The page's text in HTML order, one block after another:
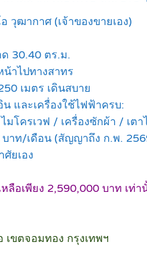
วุฒากาศ (เจ้าของขายเอง)
30.40 ตร.ม.
าไปทางสาทร
เมตร เดินสบาย
และเครื่องใช้ไฟฟ้าครบ:
มโครเวฟ / เครื่องซักผ้า / เต
บาท/เดือน (สัญญาถึง ก.พ.
ยเอง
ลือเพียง 2,590,000 บาท เท่า
เขตจอมทอง กรุงเทพฯ